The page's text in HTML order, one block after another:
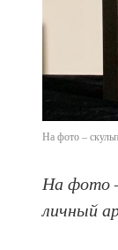
На фото –
На фото
личный